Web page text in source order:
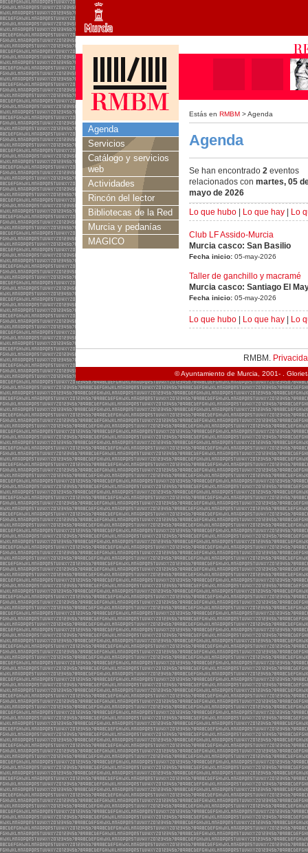
Estás en RMBM > Agenda
Agenda
Servicios
Catálogo y servicios
web
Actividades
Rincón del lector
Bibliotecas de la Red
Murcia y pedanías
MAGICO
Agenda
Se han encontrado 2 eventos
relacionados con martes, 05
mayo de 2026
Lo que hubo
Lo que hay Lo
Club LF Assido-Murcia
Murcia casco: San Basilio
Fecha inicio: 05-may-2026
Taller de ganchillo y macramé
Murcia casco: Santiago El
Fecha inicio: 05-may-2026
Lo que hubo Lo que hay Lo
RMBM.
© Ayuntamiento de Murcia, 2001- .